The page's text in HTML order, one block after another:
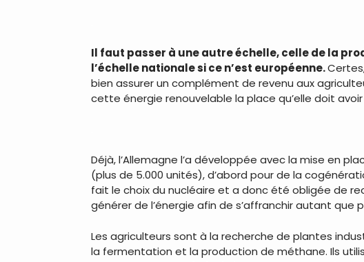
Il faut passer à une autre échelle, celle de la
l’échelle nationale si ce n’est européenne.
bien assurer un complément de revenu aux
cette énergie renouvelable la place qu’elle doit
Déjà, l’Allemagne l’a développée avec la mise en
(plus de 5.000 unités), d’abord pour de la
fait le choix du nucléaire et a donc été obligée de
générer de l’énergie afin de s’affranchir autant que
Les agriculteurs sont à la recherche de plantes
la fermentation et la production de méthane. Ils